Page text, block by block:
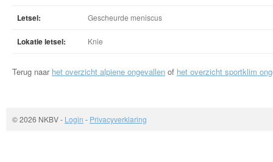
Letsel: Gescheurde meniscus
Lokatie letsel: Knie
Terug naar het overzicht alpiene ongevallen of het overzicht sportklim
© 2026 NKBV- Login - Privacyverklaring